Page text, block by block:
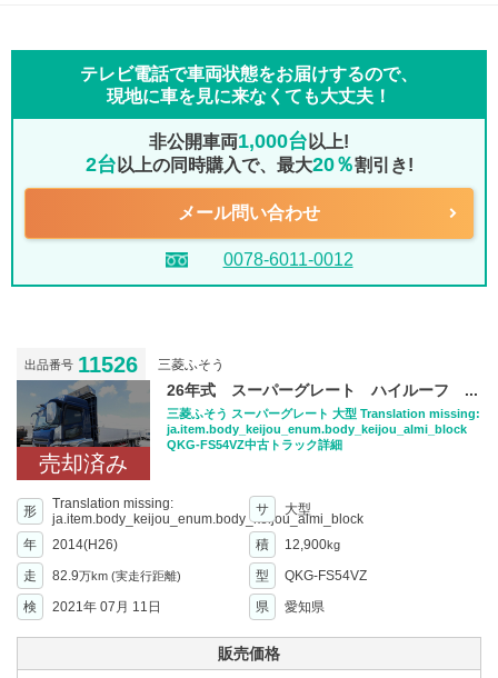
テレビ電話で車両状態をお届けするので、
現地に車を見に来なくても大丈夫！
非公開車両1,000台 以上!
2台 以上の同時購入で、最大20％割引き!
メール問い合わせ
0078-6011-0012
出品番号 11526 三菱ふそう
売却済み
26年式 スーパーグレート ハイルーフ ...
三菱ふそう スーパーグレート 大型 Translation missing:
ja.item.body_keijou_enum.body_keijou_almi_block
QKG-FS54VZ中古トラック詳細
形
Translation missing:
ja.item.body_keijou_enum.body_keijou_almi_block
サ 大型
年 2014(H26) 積 12,900kg
走 82.9万km (実走行距離) 型
QKG-FS54VZ
検
2021年 07月 11日 県 愛知県
販売価格